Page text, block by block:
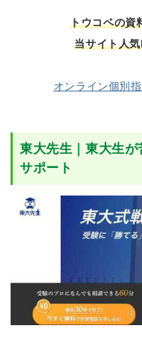
トウコベの資
当サイト人
オンライン個別
東大先生｜東大生
サポート